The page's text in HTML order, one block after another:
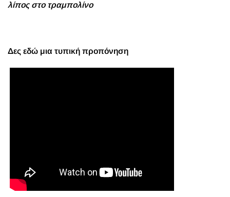
λίπος στο τραμπολίνο
Δες εδώ μια τυπική προπόνηση